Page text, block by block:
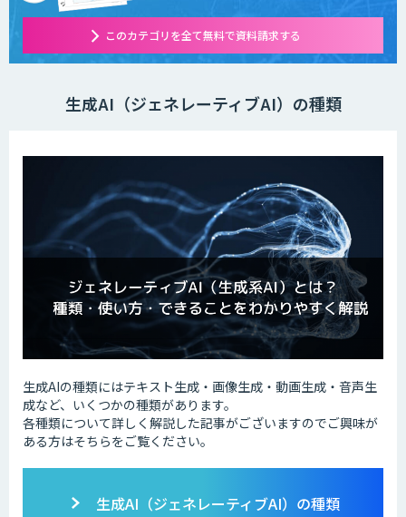
このカテゴリを全て無料で資料請求する
生成AI（ジェネレーティブAI）の種類
生成AIの種類にはテキスト生成・画像生成・動画生成・音声生
成など、いくつかの種類があります。
各種類について詳しく解説した記事がございますのでご興味が
ある方はそちらをご覧ください。
生成AI（ジェネレーティブAI）の種類